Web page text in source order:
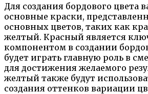
Для создания бордового цвета
основные краски,
основных цветов, таких как
желтый. Красный является
компонентом в создании
будет играть главную роль в
для достижения желаемого
желтый также будут
создания оттенков вариации